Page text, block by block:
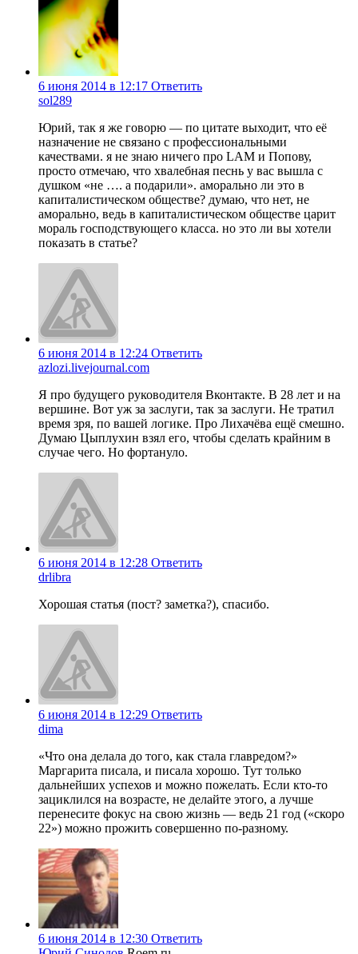
6 июня 2014 в 12:17 Ответить
sol289
Юрий, так я же говорю — по цитате выходит, что её
назначение не связано с профессиональными
качествами. я не знаю ничего про LAM и Попову,
просто отмечаю, что хвалебная песнь у вас вышла с
душком «не …. а подарили». аморально ли это в
капиталистическом обществе? думаю, что нет, не
аморально, ведь в капиталистическом обществе царит
мораль господствующего класса. но это ли вы хотели
показать в статье?
6 июня 2014 в 12:24 Ответить
azlozi.livejournal.com
Я про будущего руководителя Вконтакте. В 28 лет и на
вершине. Вот уж за заслуги, так за заслуги. Не тратил
время зря, по вашей логике. Про Лихачёва ещё смешно.
Думаю Цыплухин взял его, чтобы сделать крайним в
случае чего. Но фортануло.
6 июня 2014 в 12:28 Ответить
drlibra
Хорошая статья (пост? заметка?), спасибо.
6 июня 2014 в 12:29 Ответить
dima
«Что она делала до того, как стала главредом?»
Маргарита писала, и писала хорошо. Тут только
дальнейших успехов и можно пожелать. Если кто-то
зациклился на возрасте, не делайте этого, а лучше
перенесите фокус на свою жизнь — ведь 21 год («скоро
22») можно прожить совершенно по-разному.
6 июня 2014 в 12:30 Ответить